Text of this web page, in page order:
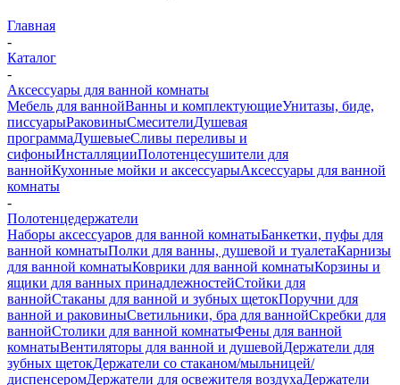
Главная
-
Каталог
-
Аксессуары для ванной комнаты
Мебель для ваннойВанны и комплектующиеУнитазы, биде,
писсуарыРаковиныСмесителиДушевая
программаДушевыеСливы переливы и
сифоныИнсталляцииПолотенцесушители для
ваннойКухонные мойки и аксессуарыАксессуары для ванной
комнаты
-
Полотенцедержатели
Наборы аксессуаров для ванной комнатыБанкетки, пуфы для
ванной комнатыПолки для ванны, душевой и туалетаКарнизы
для ванной комнатыКоврики для ванной комнатыКорзины и
ящики для ванных принадлежностейСтойки для
ваннойСтаканы для ванной и зубных щетокПоручни для
ванной и раковиныСветильники, бра для ваннойСкребки для
ваннойСтолики для ванной комнатыФены для ванной
комнатыВентиляторы для ванной и душевойДержатели для
зубных щетокДержатели со стаканом/мыльницей/
диспенсеромДержатели для освежителя воздухаДержатели